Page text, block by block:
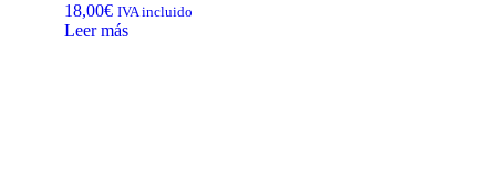
18,00€ IVA incluido
Leer más